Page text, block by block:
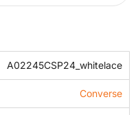
A02245CSP24_whitelace
Converse